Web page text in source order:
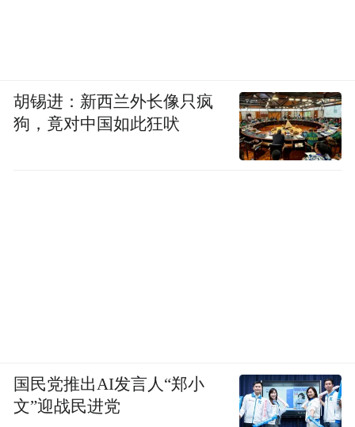
胡锡进：新西兰外长像只疯
狗，竟对中国如此狂吠
国民党推出AI发言人“郑小
文”迎战民进党